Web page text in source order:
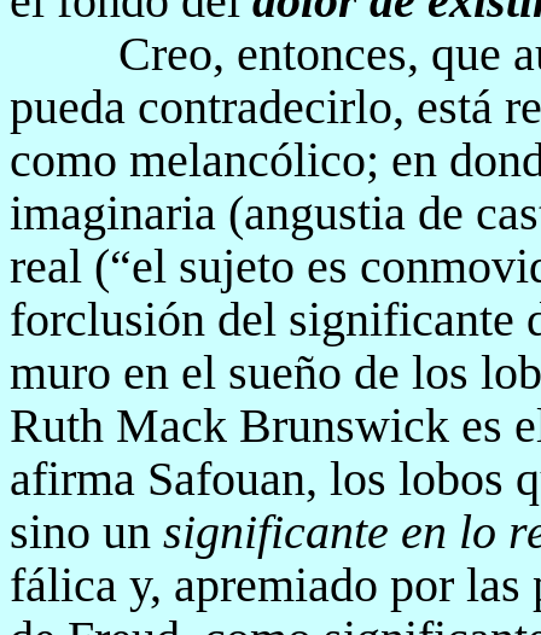
Creo, entonces, que
pueda contradecirlo, está
como melancólico; en
imaginaria (angustia de
real (“el sujeto es
forclusión del significante
muro en el sueño de los
Ruth Mack Brunswick es
afirma Safouan, los lobos
sino un significante en lo
fálica y, apremiado por